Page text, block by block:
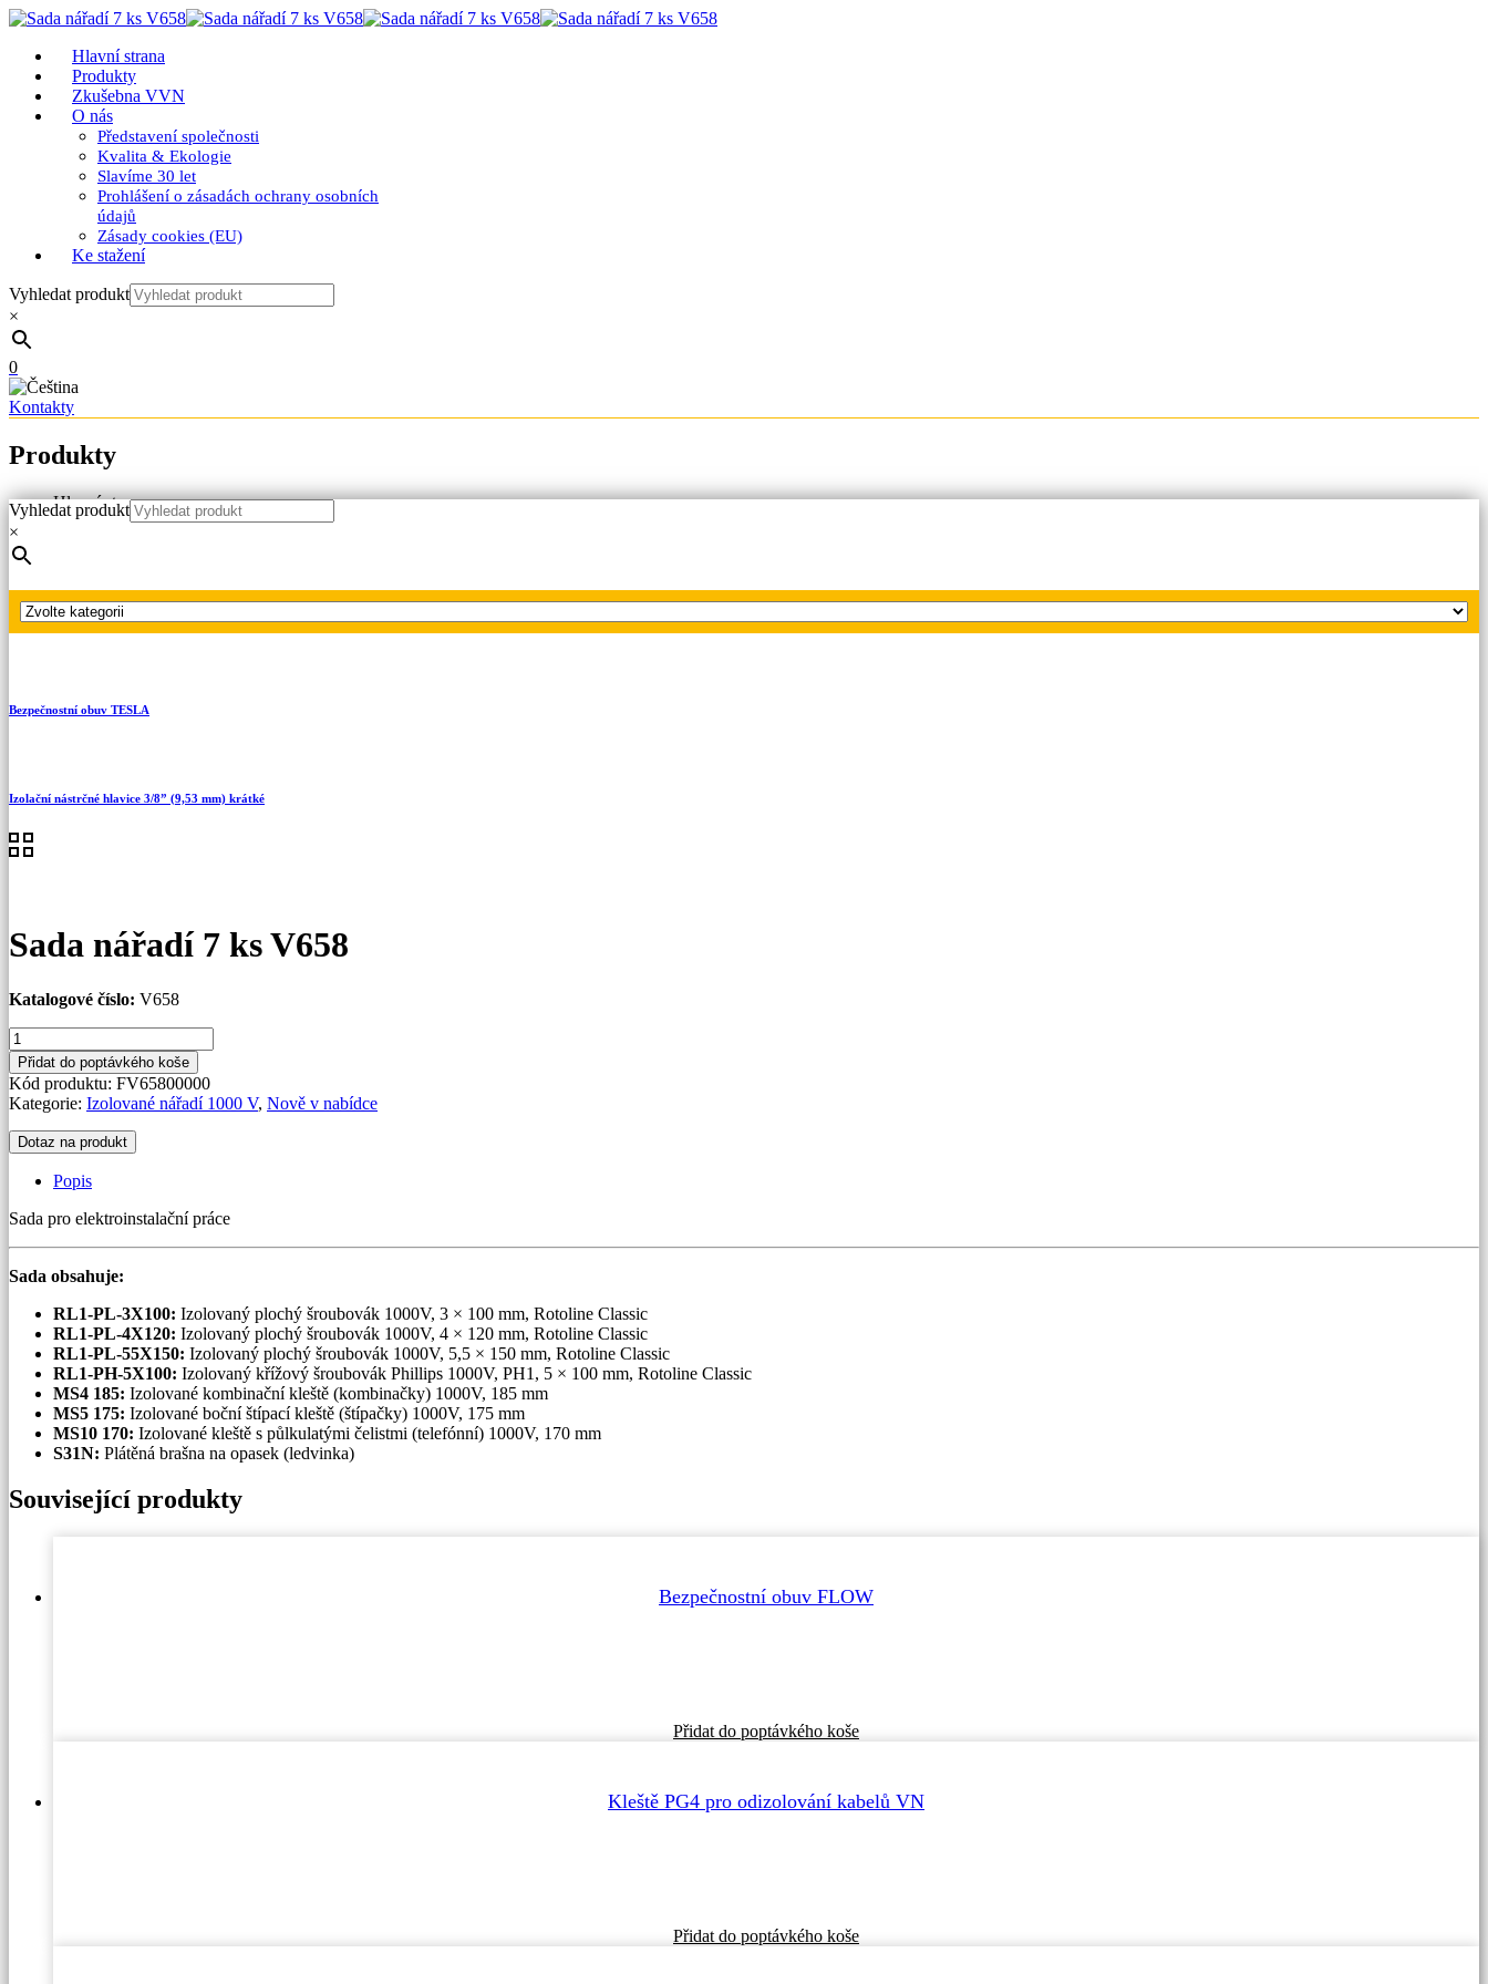
Hlavní strana
Produkty
Zkušebna VVN
O nás
Představení společnosti
Kvalita & Ekologie
Slavíme 30 let
Prohlášení o zásadách ochrany osobních
údajů
Zásady cookies (EU)
Ke stažení
Vyhledat produkt
×
0
Kontakty
Produkty
Hlavní strana
Produkty
Vyhledat produkt
×
Bezpečnostní obuv TESLA
Izolační nástrčné hlavice 3/8” (9,53 mm) krátké
Sada nářadí 7 ks V658
Katalogové číslo: V658
Sada
nářadí
7
ks
V658
množství
Přidat do poptávkého koše
Kód produktu: FV65800000
Kategorie: Izolované nářadí 1000 V, Nově v nabídce
Dotaz na produkt
Popis
Sada pro elektroinstalační práce
Sada obsahuje:
RL1-PL-3X100: Izolovaný plochý šroubovák 1000V, 3 × 100 mm, Rotoline Classic
RL1-PL-4X120: Izolovaný plochý šroubovák 1000V, 4 × 120 mm, Rotoline Classic
RL1-PL-55X150: Izolovaný plochý šroubovák 1000V, 5,5 × 150 mm, Rotoline Classic
RL1-PH-5X100: Izolovaný křížový šroubovák Phillips 1000V, PH1, 5 × 100 mm, Rotoline Classic
MS4 185: Izolované kombinační kleště (kombinačky) 1000V, 185 mm
MS5 175: Izolované boční štípací kleště (štípačky) 1000V, 175 mm
MS10 170: Izolované kleště s půlkulatými čelistmi (telefónní) 1000V, 170 mm
S31N: Plátěná brašna na opasek (ledvinka)
Související produkty
Bezpečnostní obuv FLOW
Přidat do poptávkého košeTento
více
variant.
Kleště PG4 pro odizolování kabelů VN
Přidat do poptávkého košeTento